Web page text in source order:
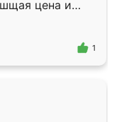
цена и
Приехавший
самый
1